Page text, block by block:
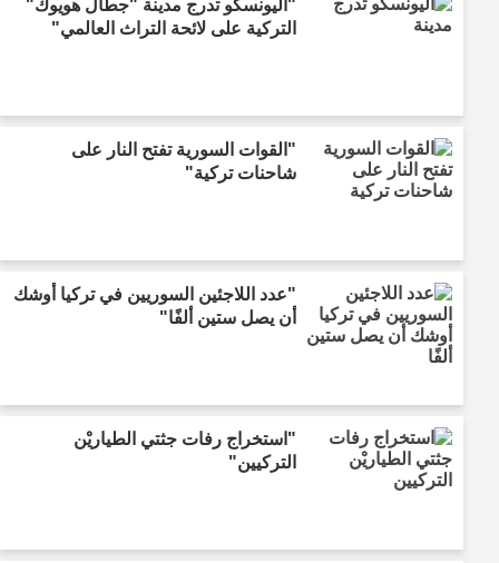
"اليونسكو تدرج مدينة "جطال هويوك"
التركية على لائحة التراث العالمي"
"القوات السورية تفتح النار على
شاحنات تركية"
"عدد اللاجئين السوريين في تركيا أوشك
أن يصل ستين ألفًا"
"استخراج رفات جثتي الطياريْن
التركيين"